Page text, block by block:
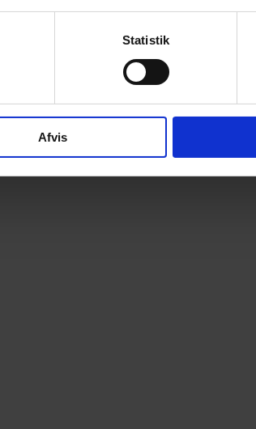
Statistik
Afvis